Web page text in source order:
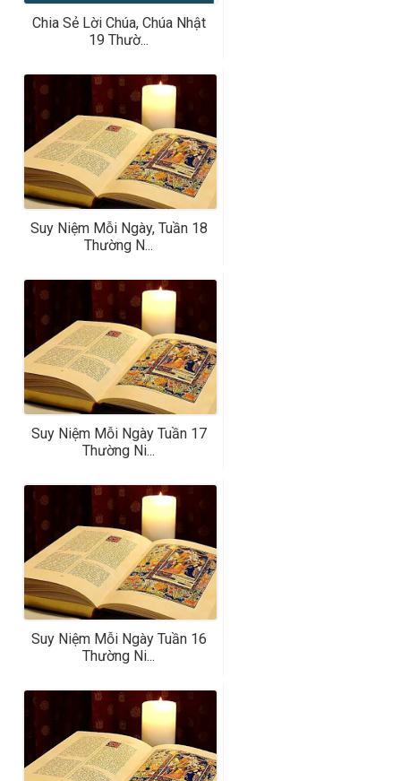
Chia Sẻ Lời Chúa, Chúa Nhật
19 Thườ...
Suy Niệm Mỗi Ngày, Tuần 18
Thường N...
Suy Niệm Mỗi Ngày Tuần 17
Thường Ni...
Suy Niệm Mỗi Ngày Tuần 16
Thường Ni...